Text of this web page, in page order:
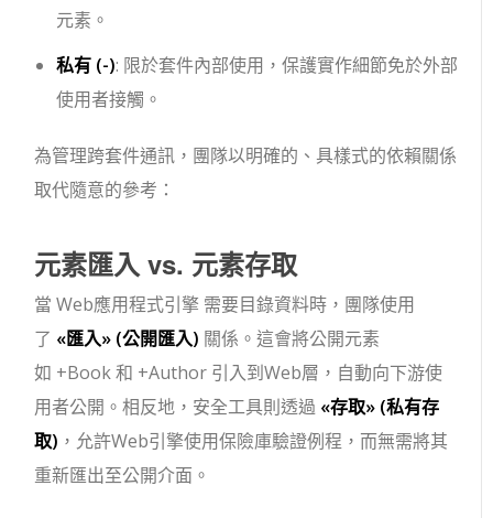
元素。
私有 (-): 限於套件內部使用，保護實作細節免於外部
使用者接觸。
為管理跨套件通訊，團隊以明確的、具樣式的依賴關係
取代隨意的參考：
元素匯入 vs. 元素存取
當Web應用程式引擎 需要目錄資料時，團隊使用
了 «匯入» (公開匯入) 關係。這會將公開元素
如 +Book和 +Author 引入到Web層，自動向下游使
用者公開。相反地，安全工具則透過 «存取» (私有存
取) ，允許Web引擎使用保險庫驗證例程，而無需將其
重新匯出至公開介面。